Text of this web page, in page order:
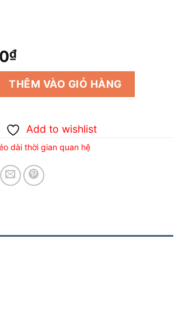
₫
nam cốc thủ dâm cao cấp PrettyLove
THÊM VÀO GIỎ HÀNG
Add to wishlist
dài thời gian quan hệ